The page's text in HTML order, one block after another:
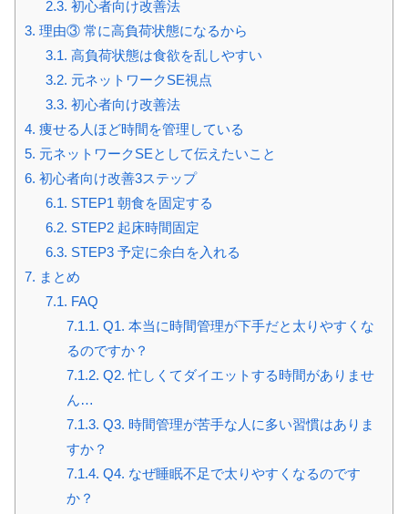
2.3. 初心者向け改善法
3. 理由③ 常に高負荷状態になるから
3.1. 高負荷状態は食欲を乱しやすい
3.2. 元ネットワークSE視点
3.3. 初心者向け改善法
4. 痩せる人ほど時間を管理している
5. 元ネットワークSEとして伝えたいこと
6. 初心者向け改善3ステップ
6.1. STEP1 朝食を固定する
6.2. STEP2 起床時間固定
6.3. STEP3 予定に余白を入れる
7. まとめ
7.1. FAQ
7.1.1. Q1. 本当に時間管理が下手だと太りやすくな
るのですか？
7.1.2. Q2. 忙しくてダイエットする時間がありませ
ん…
7.1.3. Q3. 時間管理が苦手な人に多い習慣はありま
すか？
7.1.4. Q4. なぜ睡眠不足で太りやすくなるのです
か？